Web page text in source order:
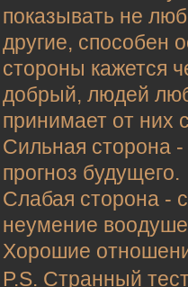
показывать не
другие, способен
стороны кажется
добрый, людей
принимает от них
Сильная сторона
прогноз будущего.
Слабая сторона -
неумение
Хорошие
P.S. Странный